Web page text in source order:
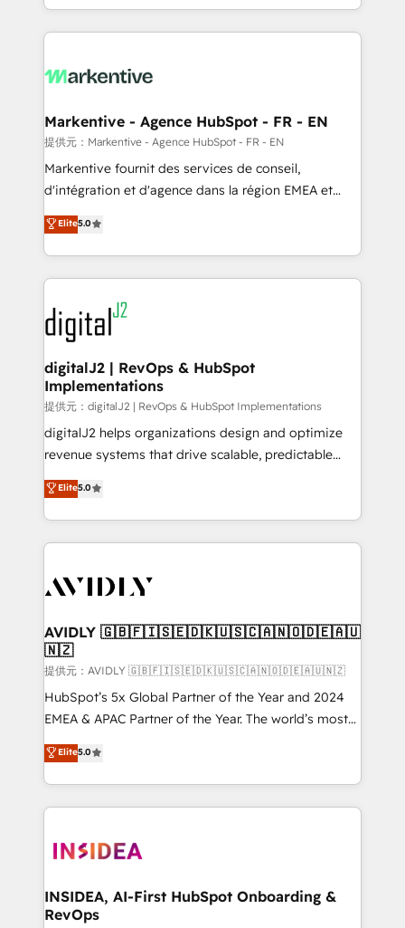
Loop Marketing framework through expert-led
services, smart agents, and purpose-built apps,
results, fast. ⚙️CRM & RevOps: Align all Hubs to your
🎯Demand Gen & ABM: Drive pipeline with inbound,
ABM, AEO, SEO, & paid media. 👩‍💻Web Design:
Build high-performing websites with UX, messaging,
& conversion strategy that drive results. 🤖AI
AI, & maximize AEO with tailored AI services. 🧩
Integrations: Extend HubSpot with custom
Markentive - Agence HubSpot - FR - EN
提供元：Markentive - Agence HubSpot - FR - EN
Markentive fournit des services de conseil,
d'intégration et d'agence dans la région EMEA et
North America. Avec plus de 115 experts en
marketing automation, Growth, Revops, CRM et
webdesign. Markentive is both a consulting firm, a
digital agency and an integrator. With over 115
experts in marketing automation, growth, revops,
CRM and webdesign (We focus on EMEA - USA
customers).
Elite5.0
digitalJ2 | RevOps & HubSpot
Implementations
提供元：digitalJ2 | RevOps & HubSpot Implementations
digitalJ2 helps organizations design and optimize
revenue systems that drive scalable, predictable
growth. As a triple-accredited HubSpot Solutions
Partner, we specialize in both strategic RevOps
planning and hands-on technical execution - building
the operational foundation companies need to
Healthcare - Financial Services - Managed IT (MSP) -
we help: ✔️ Full HubSpot implementations and portal
optimization ✔️ Data migrations, CRM architecture,
and reporting foundations ✔️ Custom integrations
and workflow automation ✔️ User adoption
programs, training, and enablement Through project-
partnerships, we guide organizations through the
revenue maturity model - delivering the right
grows.
Elite5.0
AVIDLY 🇬🇧🇫🇮🇸🇪🇩🇰🇺🇸🇨🇦🇳🇴🇩🇪🇦🇺
🇳🇿
提供元：AVIDLY 🇬🇧🇫🇮🇸🇪🇩🇰🇺🇸🇨🇦🇳🇴🇩🇪🇦🇺🇳🇿
HubSpot’s 5x Global Partner of the Year and 2024
EMEA & APAC Partner of the Year. The world’s most
experienced and fully accredited HubSpot Solutions
Partner. 🚀 With 2,750+ HubSpot projects delivered
and 370+ specialists across EMEA, APAC and NAM,
we de-risk complex CRM programmes and
multi-region migrations to AI-powered automation,
scale. 🏆 HubSpot’s CEO called us “the partner of the
future.” Others agree it is proof of trust built through
Elite5.0
INSIDEA, AI-First HubSpot Onboarding &
RevOps